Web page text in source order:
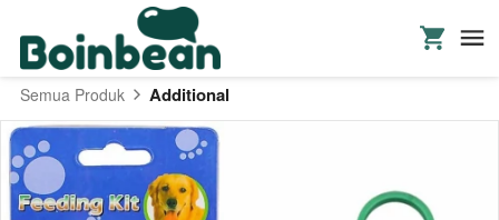
Semua Produk Additional